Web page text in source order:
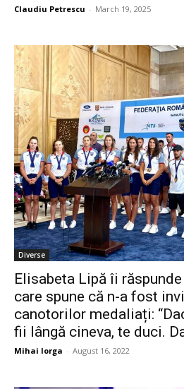
Claudiu Petrescu - March 19, 2025
Diverse
Elisabeta Lipă îi
care spune că n-a fost
canotorilor medaliați:
fii lângă cineva, te duci.
Mihai Iorga - August 16, 2022